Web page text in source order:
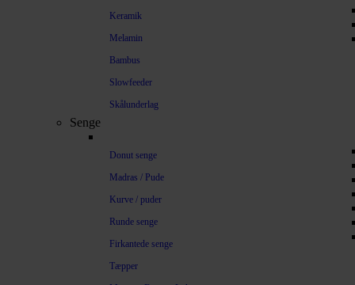
Keramik
Melamin
Bambus
Slowfeeder
Skålunderlag
Senge
Donut senge
Madras / Pude
Kurve / puder
Runde senge
Firkantede senge
Tæpper